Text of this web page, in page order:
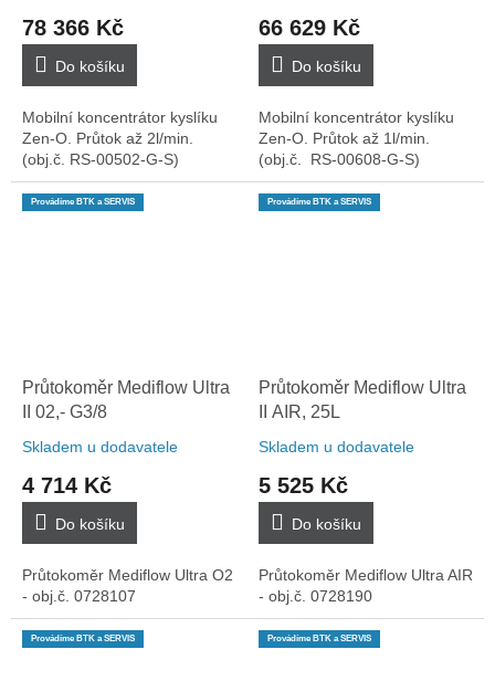
78 366 Kč
Do košíku
Mobilní koncentrátor kyslíku
Zen-O. Průtok až 2l/min.
(obj.č. RS-00502-G-S)
66 629 Kč
Do košíku
Mobilní koncentrátor kyslíku
Zen-O. Průtok až 1l/min.
(obj.č. RS-00608-G-S)
Provádíme BTK a SERVIS
Průtokoměr Mediflow Ultra
II 02,- G3/8
Skladem u dodavatele
4 714 Kč
Do košíku
Průtokoměr Mediflow Ultra O2
- obj.č. 0728107
Provádíme BTK a SERVIS
Průtokoměr Mediflow Ultra
II AIR, 25L
Skladem u dodavatele
5 525 Kč
Do košíku
Průtokoměr Mediflow Ultra AIR
- obj.č. 0728190
Provádíme BTK a SERVIS Provádíme BTK a SERVIS